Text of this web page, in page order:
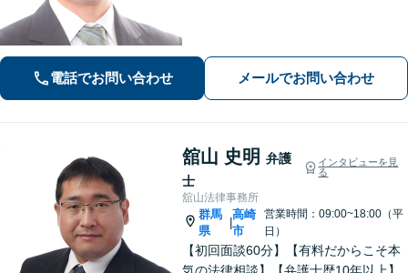
気軽にご相談ください。
電話でお問い合わせ メールでお問い合わせ
舘山 史明 弁護
士
インタビューを見
る
舘山法律事務所
群馬
県
|
高崎
市
営業時間：09:00~18:00（平
日）
【初回面談60分】【有料だからこそ本
気の法律相談】【弁護士歴10年以上】